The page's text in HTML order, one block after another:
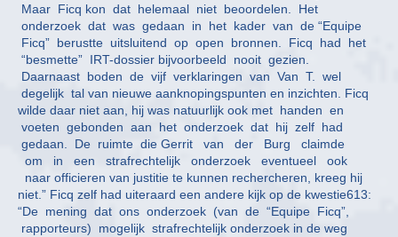
Maar Ficq kon dat helemaal niet beoordelen. Het
onderzoek dat was gedaan in het kader van de “Equipe
Ficq” berustte uitsluitend op open bronnen. Ficq had het
“besmette” IRT-dossier bijvoorbeeld nooit gezien.
Daarnaast boden de vijf verklaringen van Van T. wel
degelijk tal van nieuwe aanknopingspunten en inzichten. Ficq
wilde daar niet aan, hij was natuurlijk ook met handen en
voeten gebonden aan het onderzoek dat hij zelf had
gedaan. De ruimte die Gerrit van der Burg claimde
om in een strafrechtelijk onderzoek eventueel ook
naar officieren van justitie te kunnen rechercheren, kreeg hij
niet.” Ficq zelf had uiteraard een andere kijk op de kwestie613:
“De mening dat ons onderzoek (van de “Equipe Ficq”,
rapporteurs) mogelijk strafrechtelijk onderzoek in de weg